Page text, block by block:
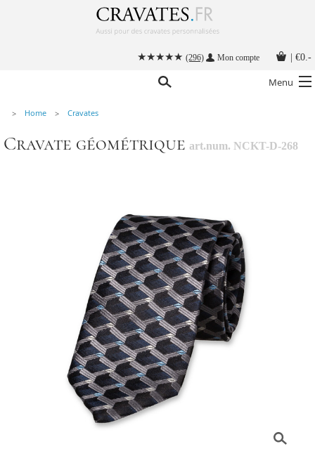
(296) Mon compte €0.-
Menu
Nos accessoires hommes
Home Cravates
Cravate géométrique art.num. NCKT-D-268